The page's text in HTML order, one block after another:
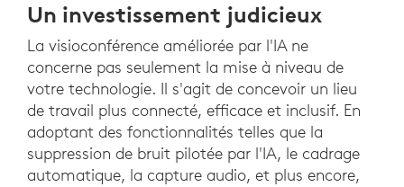
Un investissement judicieux
La visioconférence améliorée par l'IA ne
concerne pas seulement la mise à niveau de
votre technologie. Il s'agit de concevoir un lieu
de travail plus connecté, efficace et inclusif. En
adoptant des fonctionnalités telles que la
suppression de bruit pilotée par l'IA, le cadrage
automatique, la capture audio, et plus encore,